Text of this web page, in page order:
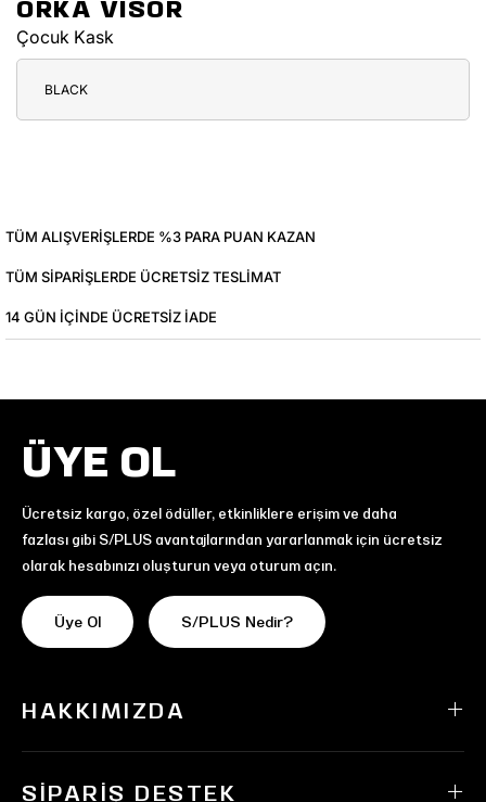
ORKA VISOR
Çocuk Kask
BLACK
TÜM ALIŞVERIŞLERDE %3 PARA PUAN KAZAN
TÜM SIPARIŞLERDE ÜCRETSIZ TESLIMAT
14 GÜN IÇINDE ÜCRETSIZ IADE
ÜYE OL
Ücretsiz kargo, özel ödüller, etkinliklere erişim ve daha
fazlası gibi S/PLUS avantajlarından yararlanmak için ücretsiz
olarak hesabınızı oluşturun veya oturum açın.
Üye Ol S/PLUS Nedir?
HAKKIMIZDA
SIPARIŞ DESTEK